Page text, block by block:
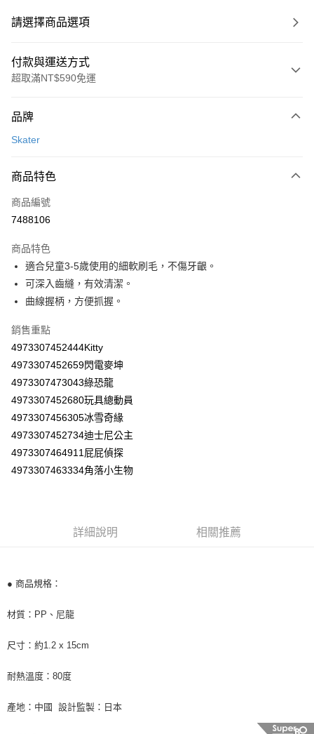
請選擇商品選項
付款與運送方式
超取滿NT$590免運
信用卡一次付款
LINE Pay
Apple Pay
悠遊付
Google Pay
AFTEE先享後付
相關說明
AFTEE先享後付是「在收到商品之後才付款」的支付方式。 讓您購物簡單
便利好安心！
１．簡單：不需註冊會員、不需綁卡、不需儲值。
２．便利：只要手機號碼，簡訊認證，即可結帳。
３．安心：先確認商品／服務後，再付款。
【「AFTEE先享後付」結帳流程】
１．於結帳方式選擇「AFTEE先享後付」後，將跳轉至「AFTEE先享後付」
結帳頁面，進行簡訊認證並確認金額後，即可完成結帳。
２．訂單成立數日內，您將收到繳費通知簡訊。
３．收到繳費通知簡訊後14天內，點擊此簡訊中的連結，可透過四大超商／
後付繳納相關費用。
易，需依本服務之必要範圍內提供個人資料，並將交易相關給付款項請求債
２．關於個人資料處理事宜，請瀏覽以下網址：
「AFTEE先享後付」，若未經同意申辦者引起之損失，本公司不負相關責
４．使用「AFTEE先享後付」時，將依據個別帳號之用戶狀況，依本公司即
ATM付款
運送方式
付款後全家取貨
每筆NT$60，滿NT$590(含以上)免運費
宅配
每筆NT$150，滿NT$890(含以上)免運費
品牌
Skater
商品特色
商品編號
7488106
商品特色
適合兒童3-5歲使用的細軟刷毛，不傷牙齦。
可深入齒縫，有效清潔。
曲線握柄，方便抓握。
銷售重點
4973307452444Kitty
4973307452659閃電麥坤
4973307473043綠恐龍
4973307452680玩具總動員
4973307456305冰雪奇緣
4973307452734迪士尼公主
4973307464911屁屁偵探
4973307463334角落小生物
詳細說明 相關推薦
● 商品規格：
材質：PP、尼龍
尺寸：約1.2 x 15cm
耐熱溫度：80度
產地：中國 設計監製：日本